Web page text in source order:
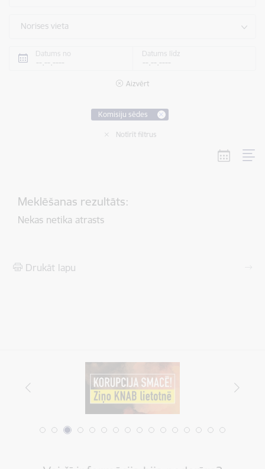
Norises vieta
Datums no Datums līdz
Aizvērt
Komisiju sēdes
Notīrīt filtrus
Meklēšanas rezultāts:
Nekas netika atrasts
Drukāt lapu